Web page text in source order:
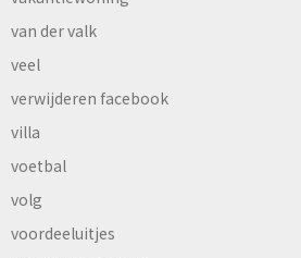
van der valk
veel
verwijderen facebook
villa
voetbal
volg
voordeeluitjes